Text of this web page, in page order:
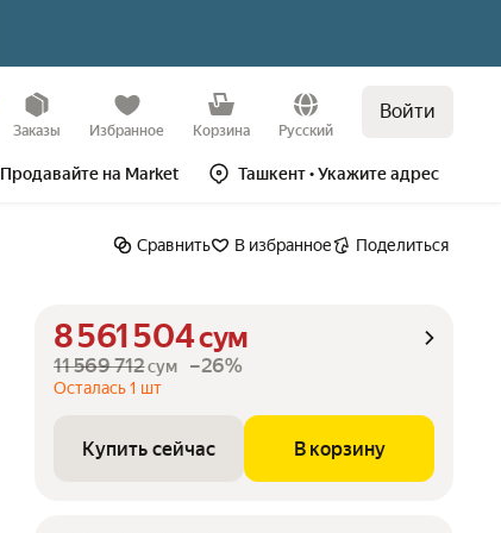
Заказы Избранное Корзина Русский
Войти
Продавайте на Market Ташкент• Укажите адрес
Сравнить В избранное Поделиться
8 561 504сум
11 569 712сум –26%
Осталась 1 шт
Купить сейчас В корзину
Купить сейчас В корзину